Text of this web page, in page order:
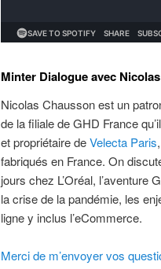
Minter Dialogue avec
Nicolas Chausson est un
de la filiale de GHD France
et propriétaire deVelecta Paris
fabriqués en France. On
jours chez L’Oréal,
la crise de la pandémie, les
ligne y inclus l’eCommerce.
Merci de m’envoyer vos